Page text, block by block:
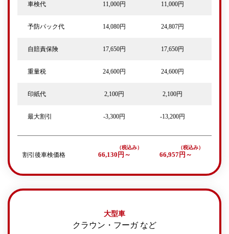
車検代 11,000円 11,000円
予防パック代 14,080円 24,807円
自賠責保険 17,650円 17,650円
重量税 24,600円 24,600円
印紙代 2,100円 2,100円
最大割引 -3,300円 -13,200円
割引後車検価格 66,130円～ 66,957円～
大型車
クラウン・フーガ など